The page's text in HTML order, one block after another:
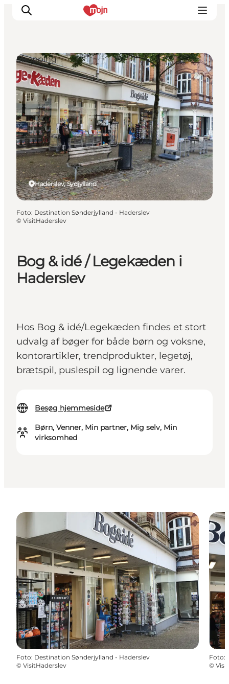
Oplevelser
Byer & Steder
Det sker
Overnatning
Planlæg din ferie
Booking
Bog & idé / Legekæden i
Haderslev
Hos Bog & idé/Legekæden findes et stort
udvalg af bøger for både børn og voksne,
kontorartikler, trendprodukter, legetøj,
brætspil, puslespil og lignende varer.
Besøg hjemmeside
Børn, Venner, Min partner, Mig selv, Min
virksomhed
Haderslev, Sydjylland
Shopping
Foto: Destination Sønderjylland - Haderslev
© VisitHaderslev
Foto: Destination Sønderjylland - Haderslev
© VisitHaderslev
Foto:
©